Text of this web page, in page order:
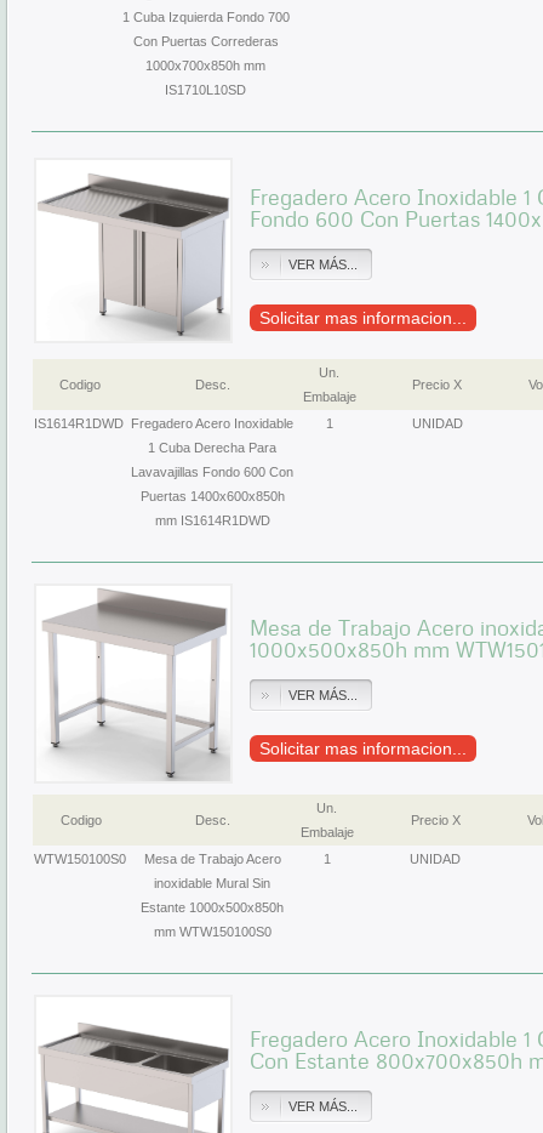
1 Cuba Izquierda Fondo 700
Con Puertas Correderas
1000x700x850h mm
IS1710L10SD
Fregadero Acero Inoxidable
Fondo 600 Con Puertas
VER MÁS...
Solicitar mas informacion...
Codigo Desc.
Un.
Embalaje
Precio X
IS1614R1DWD Fregadero Acero Inoxidable
1 Cuba Derecha Para
Lavavajillas Fondo 600 Con
Puertas 1400x600x850h
mm IS1614R1DWD
1 UNIDAD
Mesa de Trabajo Acero
1000x500x850h mm
VER MÁS...
Solicitar mas informacion...
Codigo Desc.
Un.
Embalaje
Precio X
WTW150100S0
Mesa de Trabajo Acero
inoxidable Mural Sin
Estante 1000x500x850h
mm WTW150100S0
1 UNIDAD
Fregadero Acero Inoxidable
Con Estante 800x700x850h
VER MÁS...